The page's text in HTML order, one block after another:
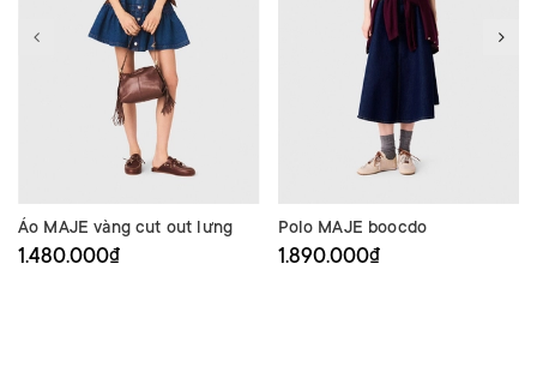
Áo MAJE vàng cut out lưng
1.480.000₫
Polo MAJE boocdo
1.890.000₫